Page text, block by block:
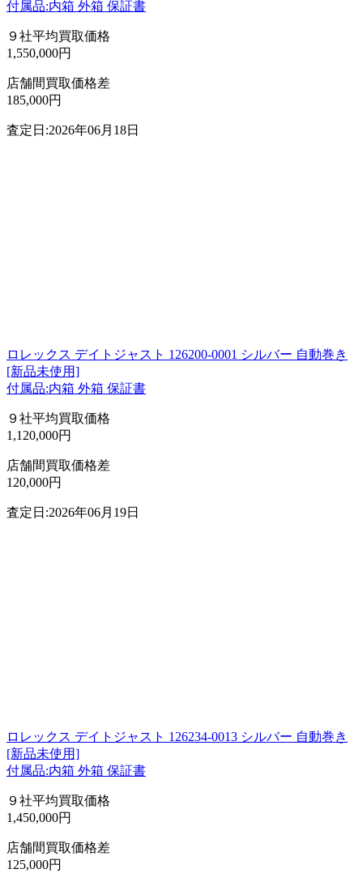
付属品:内箱 外箱 保証書
９社平均買取価格
1,550,000円
店舗間買取価格差
185,000円
査定日:2026年06月18日
ロレックス デイトジャスト 126200-0001 シルバー 自動巻き
[新品未使用]
付属品:内箱 外箱 保証書
９社平均買取価格
1,120,000円
店舗間買取価格差
120,000円
査定日:2026年06月19日
ロレックス デイトジャスト 126234-0013 シルバー 自動巻き
[新品未使用]
付属品:内箱 外箱 保証書
９社平均買取価格
1,450,000円
店舗間買取価格差
125,000円